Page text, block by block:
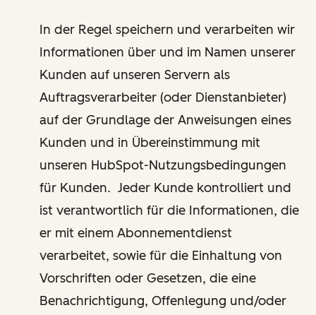
In der Regel speichern und verarbeiten wir
Informationen über und im Namen unserer
Kunden auf unseren Servern als
Auftragsverarbeiter (oder Dienstanbieter)
auf der Grundlage der Anweisungen eines
Kunden und in Übereinstimmung mit
unseren HubSpot-Nutzungsbedingungen
für Kunden. Jeder Kunde kontrolliert und
ist verantwortlich für die Informationen, die
er mit einem Abonnementdienst
verarbeitet, sowie für die Einhaltung von
Vorschriften oder Gesetzen, die eine
Benachrichtigung, Offenlegung und/oder